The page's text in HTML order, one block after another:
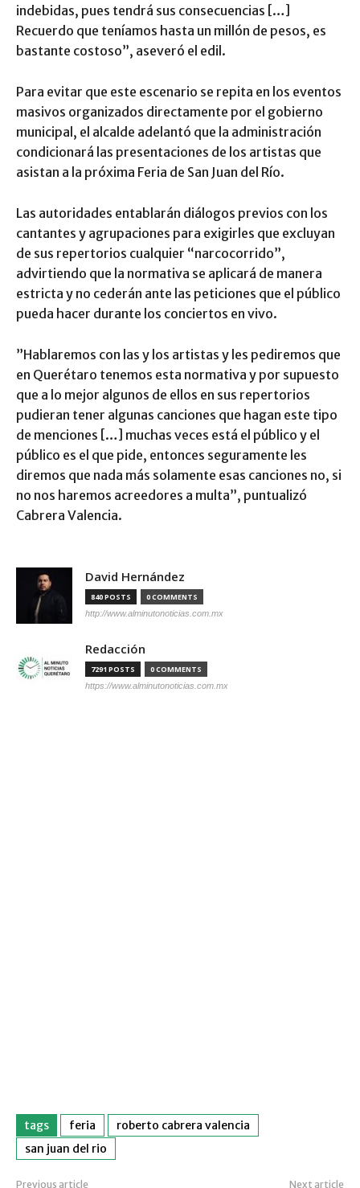
indebidas, pues tendrá sus consecuencias […]
Recuerdo que teníamos hasta un millón de pesos, es
bastante costoso”, aseveró el edil.
​Para evitar que este escenario se repita en los eventos
masivos organizados directamente por el gobierno
municipal, el alcalde adelantó que la administración
condicionará las presentaciones de los artistas que
asistan a la próxima Feria de San Juan del Río.
​Las autoridades entablarán diálogos previos con los
cantantes y agrupaciones para exigirles que excluyan
de sus repertorios cualquier “narcocorrido”,
advirtiendo que la normativa se aplicará de manera
estricta y no cederán ante las peticiones que el público
pueda hacer durante los conciertos en vivo.
​”Hablaremos con las y los artistas y les pediremos que
en Querétaro tenemos esta normativa y por supuesto
que a lo mejor algunos de ellos en sus repertorios
pudieran tener algunas canciones que hagan este tipo
de menciones […] muchas veces está el público y el
público es el que pide, entonces seguramente les
diremos que nada más solamente esas canciones no, si
no nos haremos acreedores a multa”, puntualizó
Cabrera Valencia.
David Hernández
840 POSTS 0 COMMENTS
http://www.alminutonoticias.com.mx
Redacción
7291 POSTS 0 COMMENTS
https://www.alminutonoticias.com.mx
tags feria
roberto cabrera valencia
san juan del rio
Previous article Next article